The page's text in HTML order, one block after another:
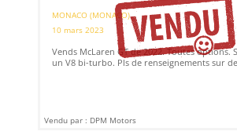
MONACO (MONACO)
10 mars 2023
Vends McLaren GT de 2022. Toutes options.
un V8 bi-turbo. Pls de renseignements sur
Vendu par : DPM Motors